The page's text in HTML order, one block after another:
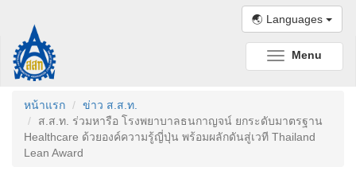
🌏 Languages
Toggle
navigation
Menu
หน้าแรก
ข่าว ส.ส.ท.
ส.ส.ท. ร่วมหารือ โรงพยาบาลธนกาญจน์ ยกระดับมาตรฐาน
Healthcare ด้วยองค์ความรู้ญี่ปุ่น พร้อมผลักดันสู่เวที Thailand
Lean Award